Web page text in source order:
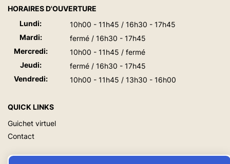
HORAIRES D'OUVERTURE
Lundi:
10h00 - 11h45 / 16h30 - 17h45
Mardi:
fermé / 16h30 - 17h45
Mercredi:
10h00 - 11h45 / fermé
Jeudi:
fermé / 16h30 - 17h45
Vendredi:
10h00 - 11h45 / 13h30 - 16h00
QUICK LINKS
Guichet virtuel
Contact